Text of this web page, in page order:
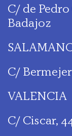
C/ de Pedro
Badajoz
C/
VALENCIA
C/ Ciscar,